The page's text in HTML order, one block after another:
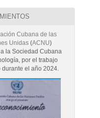
Cubana de las
Unidas (ACNU)
la Sociedad Cubana
por el trabajo
durante el año 2024.